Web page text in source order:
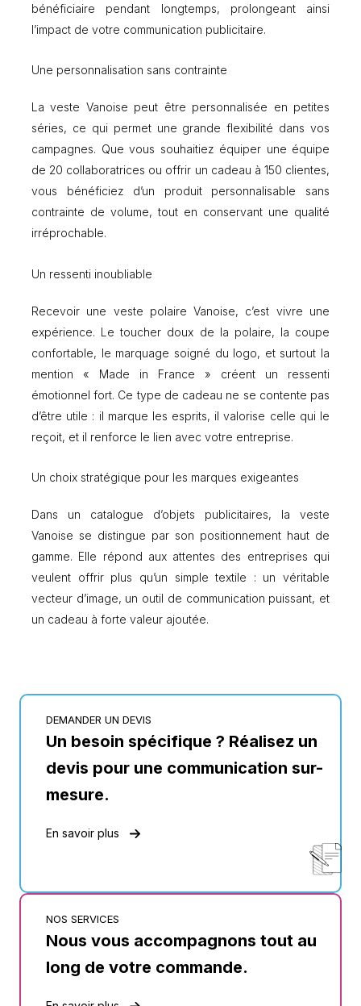
bénéficiaire pendant longtemps, prolongeant ainsi
l’impact de votre communication publicitaire.
Une personnalisation sans contrainte
La veste Vanoise peut être personnalisée en petites
séries, ce qui permet une grande flexibilité dans vos
campagnes. Que vous souhaitiez équiper une équipe
de 20 collaboratrices ou offrir un cadeau à 150 clientes,
vous bénéficiez d’un produit personnalisable sans
contrainte de volume, tout en conservant une qualité
irréprochable.
Un ressenti inoubliable
Recevoir une veste polaire Vanoise, c’est vivre une
expérience. Le toucher doux de la polaire, la coupe
confortable, le marquage soigné du logo, et surtout la
mention « Made in France » créent un ressenti
émotionnel fort. Ce type de cadeau ne se contente pas
d’être utile : il marque les esprits, il valorise celle qui le
reçoit, et il renforce le lien avec votre entreprise.
Un choix stratégique pour les marques exigeantes
Dans un catalogue d’objets publicitaires, la veste
Vanoise se distingue par son positionnement haut de
gamme. Elle répond aux attentes des entreprises qui
veulent offrir plus qu’un simple textile : un véritable
vecteur d’image, un outil de communication puissant, et
un cadeau à forte valeur ajoutée.
DEMANDER UN DEVIS
Un besoin spécifique ? Réalisez un
devis pour une communication sur-
mesure.
En savoir plus
NOS SERVICES
Nous vous accompagnons tout au
long de votre commande.